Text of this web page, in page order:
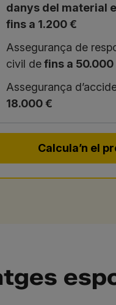
danys del material
fins a 1.200 €
Assegurança de
civil defins a 50.000
Assegurança
18.000 €
Calcula’n el